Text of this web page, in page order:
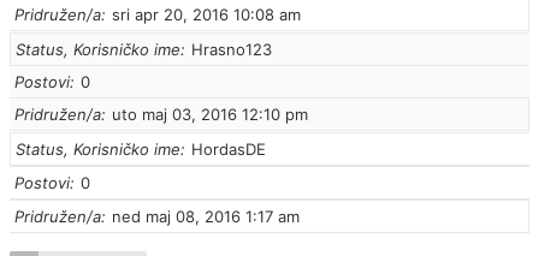
Pridružen/a sri apr 20, 2016 10:08 am
Status, Korisničko ime
Hrasno123
Postovi 0
Pridružen/a
uto maj 03, 2016 12:10 pm
Status, Korisničko ime
HordasDE
Postovi 0
Pridružen/a
ned maj 08, 2016 1:17 am